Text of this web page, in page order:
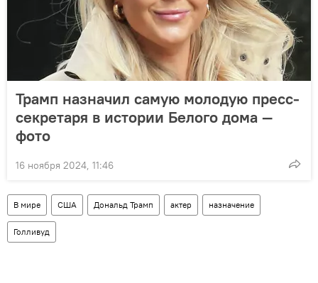
Трамп назначил самую молодую пресс-
секретаря в истории Белого дома —
фото
16 ноября 2024, 11:46
В мире США Дональд Трамп актер назначение
Голливуд